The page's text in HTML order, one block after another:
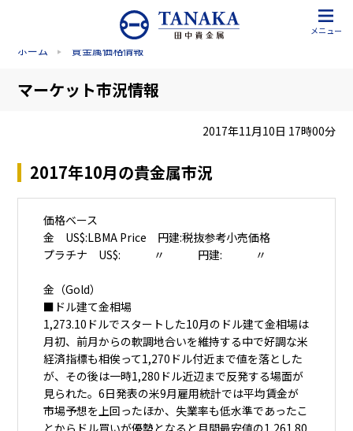
メニュー
ホーム 貴金属価格情報
マーケット市況情報
2017年11月10日 17時00分
2017年10月の貴金属市況
価格ベース
金 US$:LBMA Price 円建:税抜参考小売価格
プラチナ US$: 〃 円建: 〃
金（Gold）
■ドル建て金相場
1,273.10ドルでスタートした10月のドル建て金相場は
月初、前月からの軟調地合いを維持する中で好調な米
経済指標も相俟って1,270ドル付近まで値を落とした
が、その後は一時1,280ドル近辺まで反発する場面が
見られた。6日発表の米9月雇用統計では平均賃金が
市場予想を上回ったほか、失業率も低水準であったこ